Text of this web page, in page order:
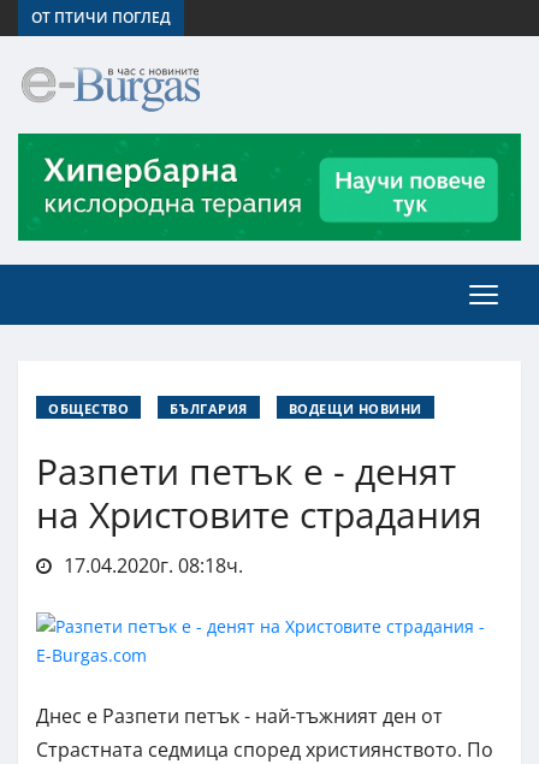
ОТ ПТИЧИ ПОГЛЕД
ОБЩЕСТВО БЪЛГАРИЯ ВОДЕЩИ НОВИНИ
Разпети петък е - денят
на Христовите страдания
17.04.2020г. 08:18ч.
Днес е Разпети петък - най-тъжният ден от
Страстната седмица според християнството. По